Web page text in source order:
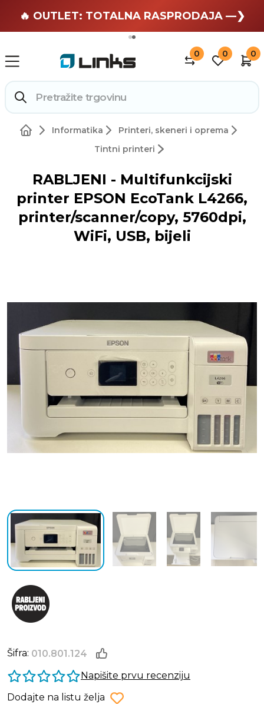
🏄 Zaslužuješ odmor —❯
🔥 OUTLET: TOTALNA RASPRODAJA —❯
0 0 0
Informatika
Printeri, skeneri i oprema
Tintni printeri
RABLJENI - Multifunkcijski
printer EPSON EcoTank L4266,
printer/scanner/copy, 5760dpi,
WiFi, USB, bijeli
Šifra: 010.801.124
Napišite prvu recenziju
Dodajte na listu želja